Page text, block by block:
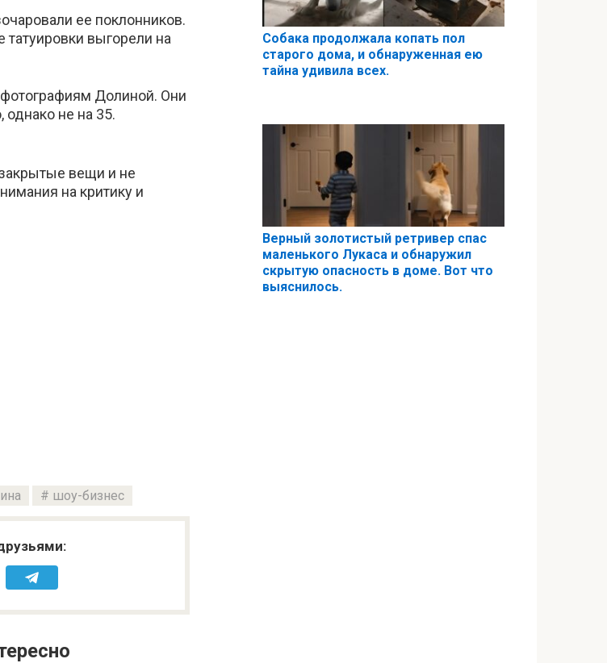
ее поклонников.
выгорели на
Долиной. Они
не на 35.
вещи и не
на критику и
шоу-бизнес
Собака продолжала копать пол
старого дома, и обнаруженная ею
тайна удивила всех.
Верный золотистый ретривер спас
маленького Лукаса и обнаружил
скрытую опасность в доме. Вот что
выяснилось.